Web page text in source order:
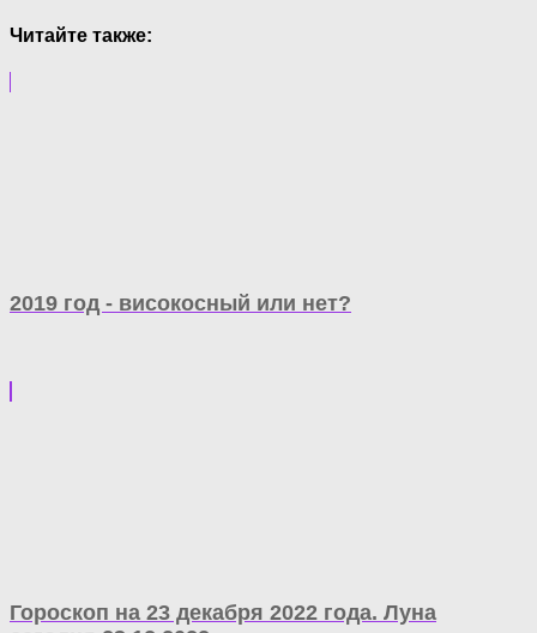
Читайте также:
2019 год - високосный или нет?
Гороскоп на 23 декабря 2022 года. Луна